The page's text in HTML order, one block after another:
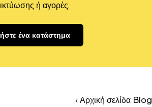
ή αγορές.
ένα κατάστημα
‹ Αρχική σελίδα Blog